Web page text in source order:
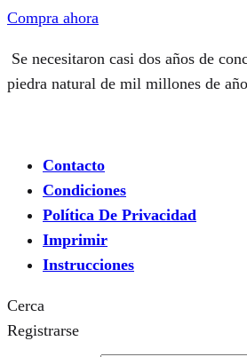
Compra ahora
Se necesitaron casi dos años de
piedra natural de mil millones de
Contacto
Condiciones
Política De Privacidad
Imprimir
Instrucciones
Cerca
Registrarse